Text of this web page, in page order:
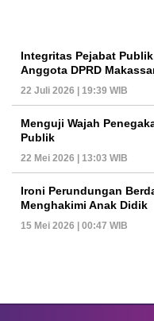
Integritas Pejabat
Anggota DPRD
22 Juli 2026 | 19:39 WIB
Menguji Wajah
Publik
22 Mei 2026 | 13:03 WIB
Ironi Perundungan
Menghakimi Anak Didik
15 Mei 2026 | 00:47 WIB